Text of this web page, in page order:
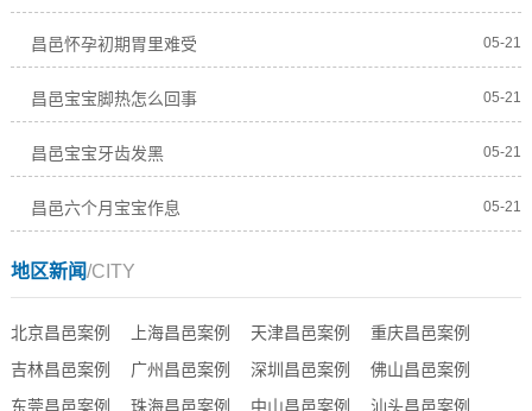
昌邑怀孕初期胃里难受 05-21
昌邑宝宝脚热怎么回事 05-21
昌邑宝宝牙齿发黑 05-21
昌邑六个月宝宝作息 05-21
地区新闻/CITY
北京昌邑案例 上海昌邑案例 天津昌邑案例
重庆昌邑案例
吉林昌邑案例
广州昌邑案例 深圳昌邑案例
佛山昌邑案例
东莞昌邑案例
珠海昌邑案例 中山昌邑案例 汕头昌邑案例